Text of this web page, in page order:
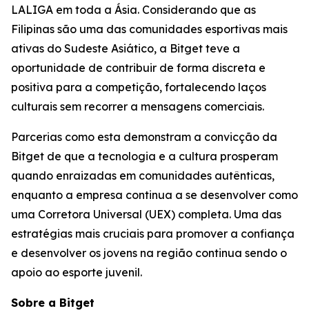
LALIGA em toda a Ásia. Considerando que as
Filipinas são uma das comunidades esportivas mais
ativas do Sudeste Asiático, a Bitget teve a
oportunidade de contribuir de forma discreta e
positiva para a competição, fortalecendo laços
culturais sem recorrer a mensagens comerciais.
Parcerias como esta demonstram a convicção da
Bitget de que a tecnologia e a cultura prosperam
quando enraizadas em comunidades autênticas,
enquanto a empresa continua a se desenvolver como
uma Corretora Universal (UEX) completa. Uma das
estratégias mais cruciais para promover a confiança
e desenvolver os jovens na região continua sendo o
apoio ao esporte juvenil.
Sobre a Bitget